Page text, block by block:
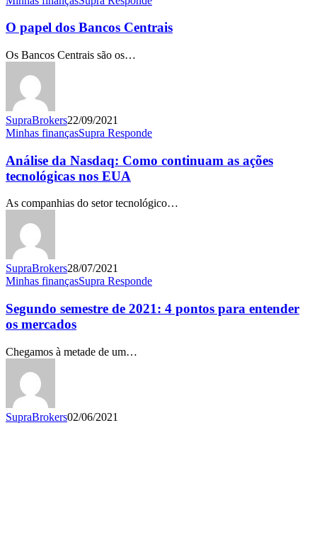
dos
Bancos
Centrais
O papel dos Bancos Centrais
Os Bancos Centrais são os…
SupraBrokers22/09/2021
Análise
Nasdaq:
Como
continuam
ações
tecnológicas
nos
EUA
Minhas finançasSupra Responde
Análise da Nasdaq: Como continuam as ações
tecnológicas nos EUA
As companhias do setor tecnológico…
SupraBrokers28/07/2021
Segundo
de
2021:
4
para
entender
mercados
Minhas finançasSupra Responde
Segundo semestre de 2021: 4 pontos para entender
os mercados
Chegamos à metade de um…
SupraBrokers02/06/2021